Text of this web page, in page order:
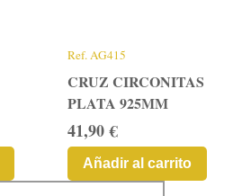
Ref.AG415
CRUZ CIRCONITAS
PLATA 925MM
41,90 €
Añadir al carrito